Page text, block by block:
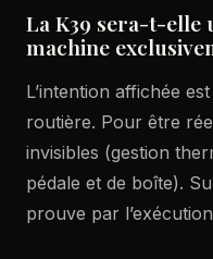
La K39 sera-t-elle
machine
L’intention affichée
routière. Pour être
invisibles (gestion
pédale et de boîte).
prouve par